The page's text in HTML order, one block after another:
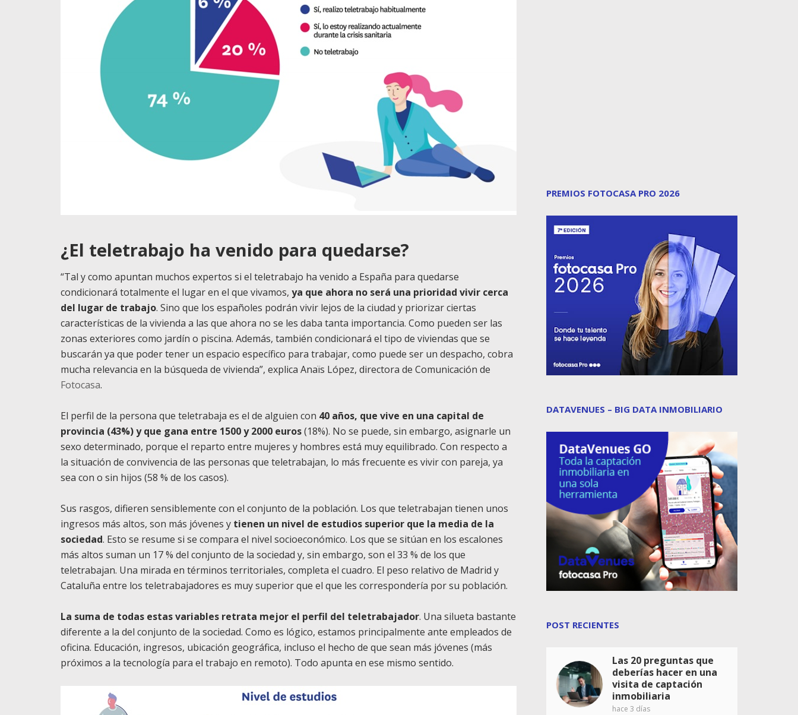
¿El teletrabajo ha venido para quedarse?
“Tal y como apuntan muchos expertos si el teletrabajo ha venido a España para quedarse
condicionará totalmente el lugar en el que vivamos, ya que ahora no será una prioridad vivir cerca
del lugar de trabajo. Sino que los españoles podrán vivir lejos de la ciudad y priorizar ciertas
características de la vivienda a las que ahora no se les daba tanta importancia. Como pueden ser las
zonas exteriores como jardín o piscina. Además, también condicionará el tipo de viviendas que se
buscarán ya que poder tener un espacio específico para trabajar, como puede ser un despacho, cobra
mucha relevancia en la búsqueda de vivienda”, explica Anaïs López, directora de Comunicación de
Fotocasa.
El perfil de la persona que teletrabaja es el de alguien con 40 años, que vive en una capital de
provincia (43%) y que gana entre 1500 y 2000 euros(18%). No se puede, sin embargo, asignarle un
sexo determinado, porque el reparto entre mujeres y hombres está muy equilibrado. Con respecto a
la situación de convivencia de las personas que teletrabajan, lo más frecuente es vivir con pareja, ya
sea con o sin hijos (58 % de los casos).
Sus rasgos, difieren sensiblemente con el conjunto de la población. Los que teletrabajan tienen unos
ingresos más altos, son más jóvenes y tienen un nivel de estudios superior que la media de la
sociedad. Esto se resume si se compara el nivel socioeconómico. Los que se sitúan en los escalones
más altos suman un 17 % del conjunto de la sociedad y, sin embargo, son el 33 % de los que
teletrabajan. Una mirada en términos territoriales, completa el cuadro. El peso relativo de Madrid y
Cataluña entre los teletrabajadores es muy superior que el que les correspondería por su población.
La suma de todas estas variables retrata mejor el perfil del teletrabajador. Una silueta bastante
diferente a la del conjunto de la sociedad. Como es lógico, estamos principalmente ante empleados de
oficina. Educación, ingresos, ubicación geográfica, incluso el hecho de que sean más jóvenes (más
próximos a la tecnología para el trabajo en remoto). Todo apunta en ese mismo sentido.
PREMIOS FOTOCASA PRO 2026
DATAVENUES – BIG DATA INMOBILIARIO
POST RECIENTES
Las 20 preguntas que
deberías hacer en una
visita de captación
inmobiliaria
hace 3 días